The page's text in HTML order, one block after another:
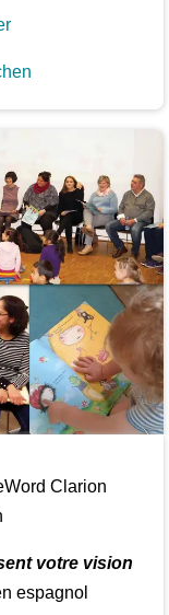
Clarion
votre vision
espagnol